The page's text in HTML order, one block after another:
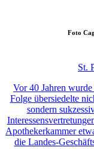
Foto
St.
Vor 40 Jahren
Folge übersiedelte
sondern
Apothekerkammer
die Landes-